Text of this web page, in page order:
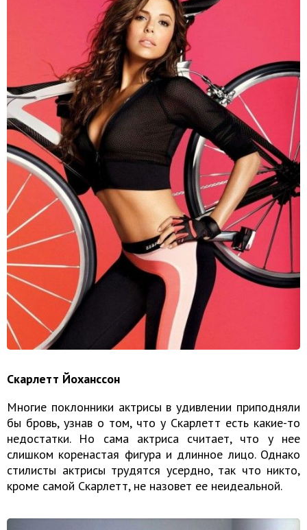
Скарлетт Йоханссон
Многие поклонники актрисы в удивлении приподняли
бы бровь, узнав о том, что у Скарлетт есть какие-то
недостатки. Но сама актриса считает, что у нее
слишком коренастая фигура и длинное лицо. Однако
стилисты актрисы трудятся усердно, так что никто,
кроме самой Скарлетт, не назовет ее неидеальной.